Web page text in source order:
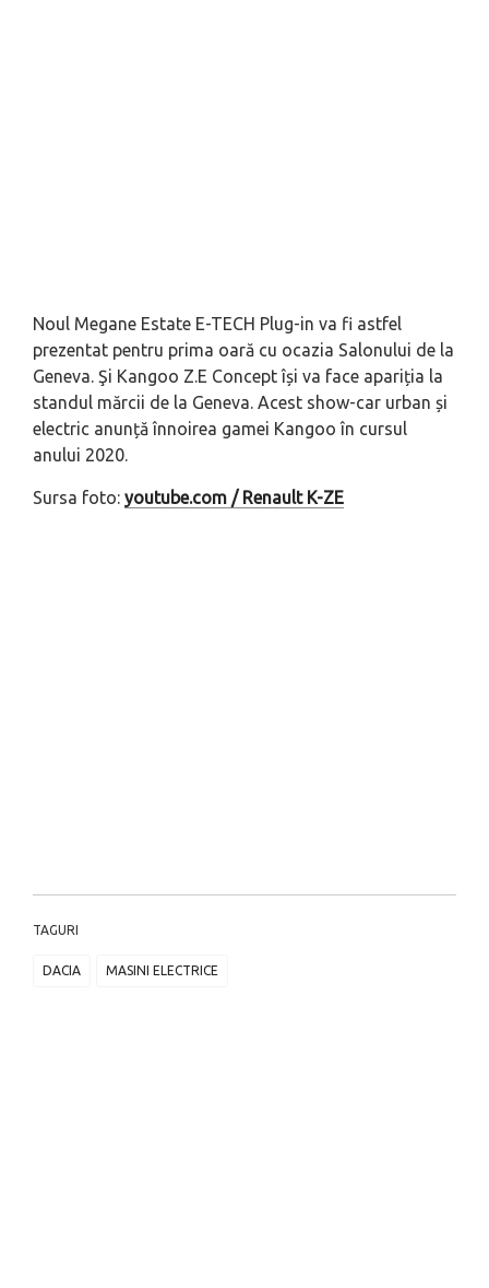
Noul Megane Estate E-TECH Plug-in va fi astfel
prezentat pentru prima oară cu ocazia Salonului de la
Geneva. Şi Kangoo Z.E Concept își va face apariția la
standul mărcii de la Geneva. Acest show-car urban și
electric anunță înnoirea gamei Kangoo în cursul
anului 2020.
Sursa foto: youtube.com / Renault K-ZE
TAGURI
DACIA MASINI ELECTRICE